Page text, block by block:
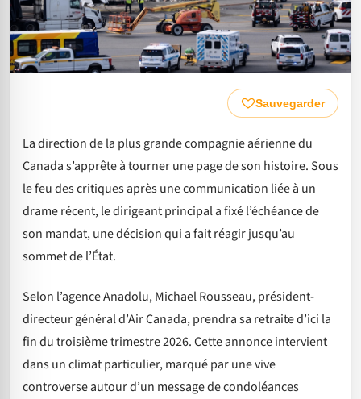
Sauvegarder
La direction de la plus grande compagnie aérienne du
Canada s’apprête à tourner une page de son histoire. Sous
le feu des critiques après une communication liée à un
drame récent, le dirigeant principal a fixé l’échéance de
son mandat, une décision qui a fait réagir jusqu’au
sommet de l’État.
Selon l’agence Anadolu, Michael Rousseau, président-
directeur général d’Air Canada, prendra sa retraite d’ici la
fin du troisième trimestre 2026. Cette annonce intervient
dans un climat particulier, marqué par une vive
controverse autour d’un message de condoléances